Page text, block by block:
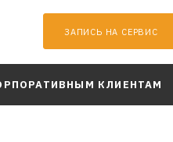
ЗАПИСЬ НА СЕРВИС
КЛИЕНТАМ